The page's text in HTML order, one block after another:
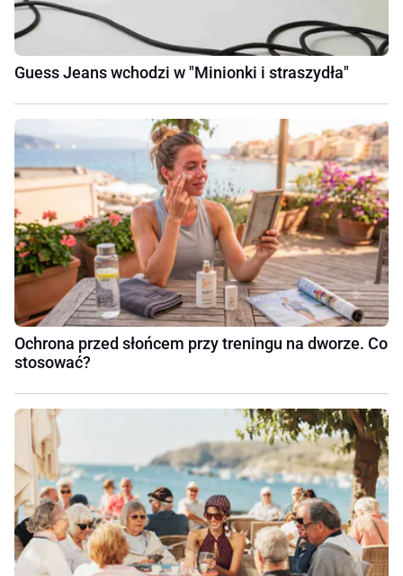
Guess Jeans wchodzi w "Minionki i straszydła"
Ochrona przed słońcem przy treningu na dworze. Co
stosować?